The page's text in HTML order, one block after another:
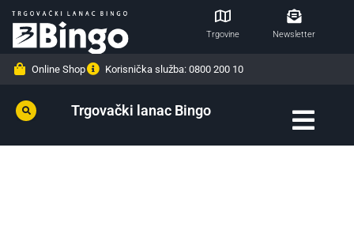
Trgovine Newsletter
Online Shop Korisnička služba: 0800 200 10
Trgovački lanac Bingo